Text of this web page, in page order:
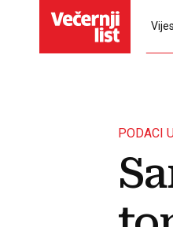
PODACI